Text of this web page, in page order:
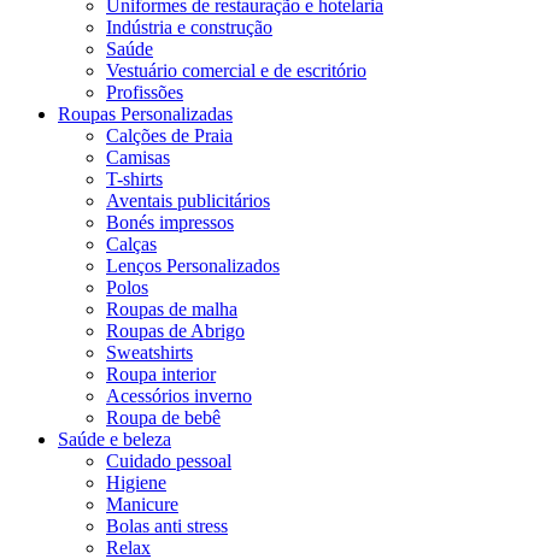
Uniformes de restauração e hotelaria
Indústria e construção
Saúde
Vestuário comercial e de escritório
Profissões
Roupas Personalizadas
Calções de Praia
Camisas
T-shirts
Aventais publicitários
Bonés impressos
Calças
Lenços Personalizados
Polos
Roupas de malha
Roupas de Abrigo
Sweatshirts
Roupa interior
Acessórios inverno
Roupa de bebê
Saúde e beleza
Cuidado pessoal
Higiene
Manicure
Bolas anti stress
Relax